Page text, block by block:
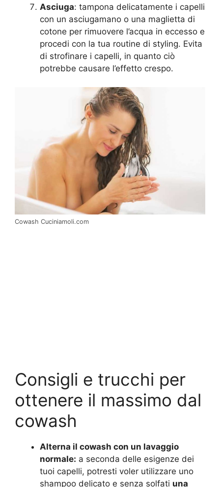
Asciuga: tampona delicatamente i capelli
con un asciugamano o una maglietta di
cotone per rimuovere l’acqua in eccesso e
procedi con la tua routine di styling. Evita
di strofinare i capelli, in quanto ciò
potrebbe causare l’effetto crespo.
Cowash Cuciniamoli.com
Consigli e trucchi per
ottenere il massimo dal
cowash
Alterna il cowash con un lavaggio
normale: a seconda delle esigenze dei
tuoi capelli, potresti voler utilizzare uno
shampoo delicato e senza solfati una